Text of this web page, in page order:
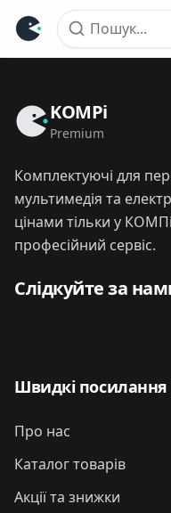
KOMPi
Premium
Комплектуючі для
мультимедія та
цінами тільки у
професійний сервіс.
Слідкуйте за
Швидкі посилання
Про нас
Каталог товарів
Акції та знижки